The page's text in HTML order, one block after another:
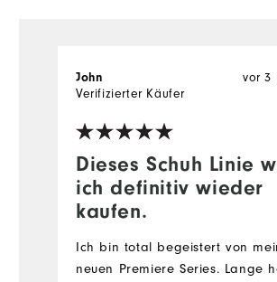
Dieses Schuh Linie
ich definitiv wieder
kaufen.
vor 3
John
Verifizierter Käufer
Ich bin total begeistert von
neuen Premiere Series. Lange